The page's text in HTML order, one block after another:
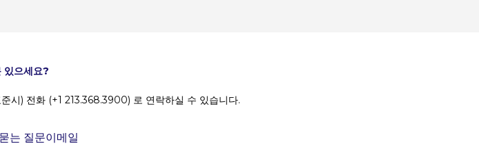
있으세요?
시) 전화 (+1 213.368.3900) 로 연락하실 수 있습니다.
는 질문이메일